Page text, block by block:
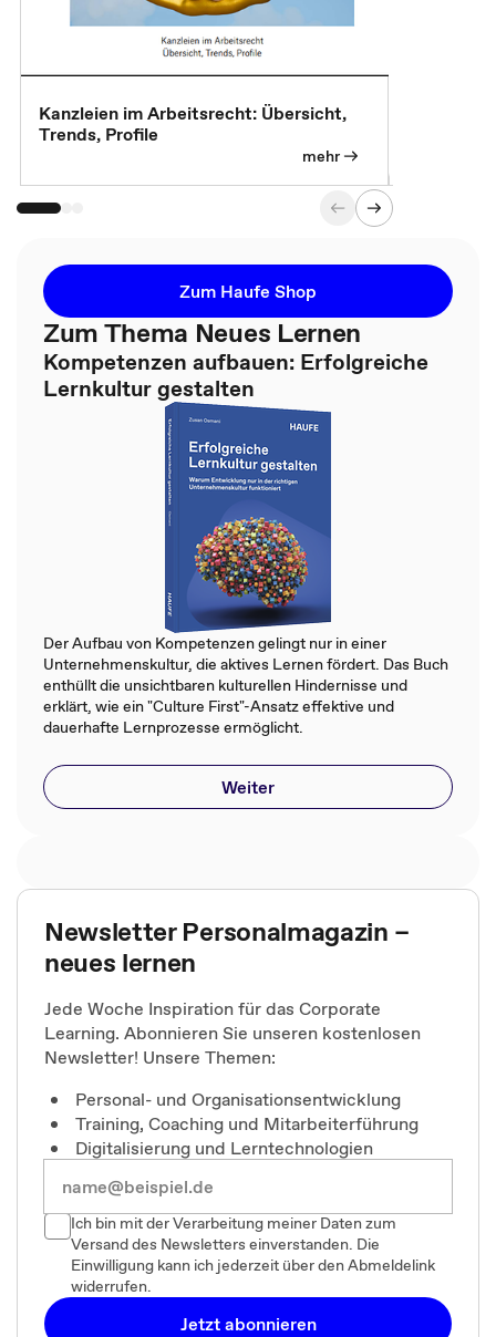
Kanzleien im Arbeitsrecht: Übersicht,
Trends, Profile
mehr
Zum Haufe Shop
Zum Thema Neues Lernen
Kompetenzen aufbauen: Erfolgreiche
Lernkultur gestalten
Der Aufbau von Kompetenzen gelingt nur in einer
Unternehmenskultur, die aktives Lernen fördert. Das Buch
enthüllt die unsichtbaren kulturellen Hindernisse und
erklärt, wie ein "Culture First"-Ansatz effektive und
dauerhafte Lernprozesse ermöglicht.
Weiter
Newsletter Personalmagazin –
neues lernen
Jede Woche Inspiration für das Corporate
Learning. Abonnieren Sie unseren kostenlosen
Newsletter! Unsere Themen:
Personal- und Organisationsentwicklung
Training, Coaching und Mitarbeiterführung
Digitalisierung und Lerntechnologien
Ich bin mit der Verarbeitung meiner Daten zum
Versand des Newsletters einverstanden. Die
Einwilligung kann ich jederzeit über den Abmeldelink
widerrufen.
Jetzt abonnieren